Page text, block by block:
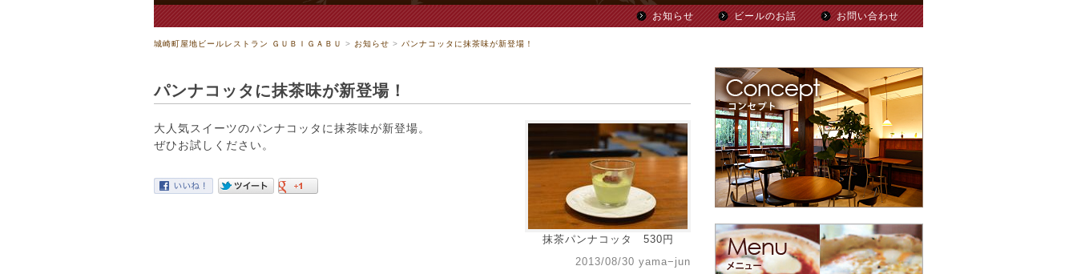
お知らせ ビールのお話 お問い合わせ
城崎町屋地ビールレストラン ＧＵＢＩＧＡＢＵ > お知らせ > パンナコッタに抹茶味が新登場！
パンナコッタに抹茶味が新登場！
大人気スイーツのパンナコッタに抹茶味が新登場。
ぜひお試しください。
抹茶パンナコッタ 530円
2013/08/30 yama−jun